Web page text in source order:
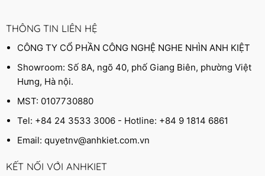
THÔNG TIN LIÊN HỆ
CÔNG TY CỔ PHẦN CÔNG NGHỆ NGHE NHÌN ANH KIỆT
Showroom: Số 8A, ngõ 40, phố Giang Biên, phường Việt
Hưng, Hà nội.
MST: 0107730880
Tel: +84 24 3533 3006 - Hotline: +84 9 1814 6861
Email:quyetnv@anhkiet.com.vn
KẾT NỐI VỚI ANHKIET